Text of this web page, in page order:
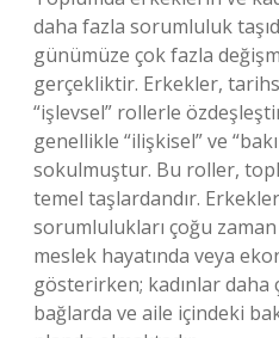
daha fazla sorumluluk
günümüze çok fazla
gerçekliktir. Erkekler,
“işlevsel” rollerle
genellikle “ilişkisel” ve
sokulmuştur. Bu roller,
temel taşlardandır.
sorumlulukları çoğu zaman
meslek hayatında veya
gösterirken; kadınlar daha
bağlarda ve aile içindeki